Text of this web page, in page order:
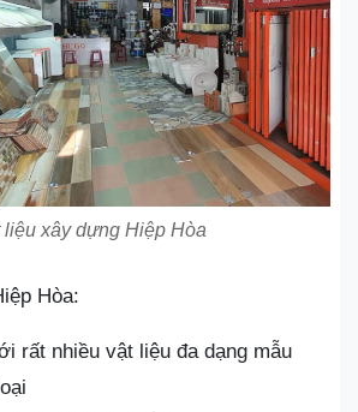
liệu xây dựng Hiệp Hòa
Hòa:
rất nhiều vật liệu đa dạng mẫu